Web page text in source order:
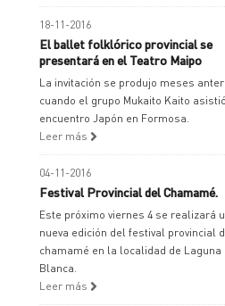
18-11-2016
El ballet folklórico provincial se
presentará en el Teatro Maipo
La invitación se produjo meses
cuando el grupo Mukaito Kaito
encuentro Japón en Formosa.
Leer más
04-11-2016
Festival Provincial del Chamamé.
Este próximo viernes 4 se realizará
nueva edición del festival provincial
chamamé en la localidad de Laguna
Blanca.
Leer más